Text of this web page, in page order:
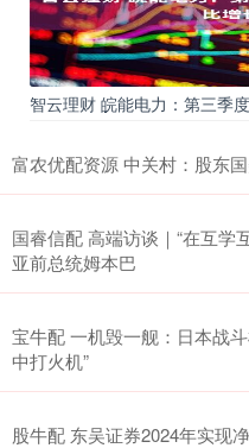
智云理财 皖能电力：第三季
富农优配资源 中关村：股东
国睿信配 高端访谈｜“在互
亚前总统姆本巴
宝牛配 一机毁一舰：日本战
中打火机”
股牛配 东吴证券2024年实现